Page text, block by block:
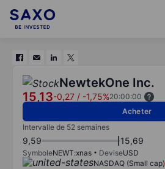
NewtekOne Inc.
15,13-0,27 / -1,75%20:00:00
Acheter
Intervalle de 52 semaines
9,59 15,69
SymboleNEWT:xnas DeviseUSD
NASDAQ (Small cap)